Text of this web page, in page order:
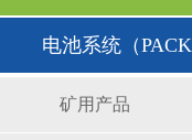
电池系统（PACK
矿用产品